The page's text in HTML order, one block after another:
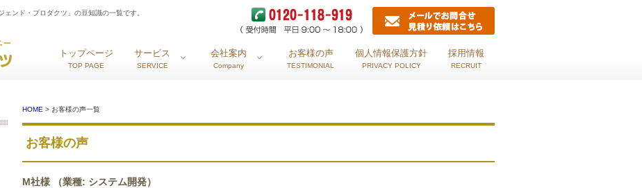
ンド・プロダクツ」の豆知識の一覧です。
トップページ
TOP PAGE
サービス
SERVICE
会社案内
Company
お客様の声
TESTIMONIAL
個人情報保護方針
PRIVACY POLICY
採用情報
RECRUIT
HOME > お客様の声一覧
お客様の声
M社様 （業種: システム開発）